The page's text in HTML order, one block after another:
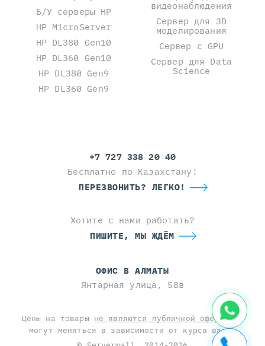
Б/У серверы HP
HP MicroServer
HP DL380 Gen10
HP DL360 Gen10
HP DL380 Gen9
HP DL360 Gen9
видеонаблюдения
Сервер для 3D
моделирования
Сервер с GPU
Сервер для Data
Science
+7 727 338 20 40
Бесплатно по Казахстану!
ПЕРЕЗВОНИТЬ? ЛЕГКО!
Хотите с нами работать?
ПИШИТЕ, МЫ ЖДЁМ
ОФИС В АЛМАТЫ
Янтарная улица, 58в
Цены на товары не являются публичной офертойи
могут меняться в зависимости от курса валют